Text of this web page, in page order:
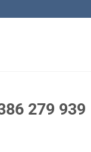
279 939